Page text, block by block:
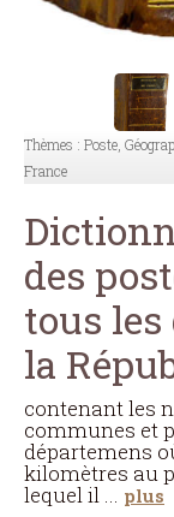
Thèmes : Poste,
France
des
tous
la
contenant les
communes et
départemens
kilomètres au
lequel il plus